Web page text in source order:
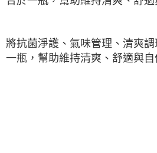
將抗菌淨護、氣味管理、清爽
一瓶，幫助維持清爽、舒適與自